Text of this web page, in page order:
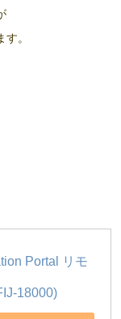
す。
Portal リモ
18000)